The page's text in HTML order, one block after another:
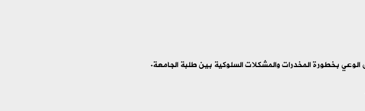
بخطورة المخدرات والمشكلات السلوكية بين طلبة الجامعة.